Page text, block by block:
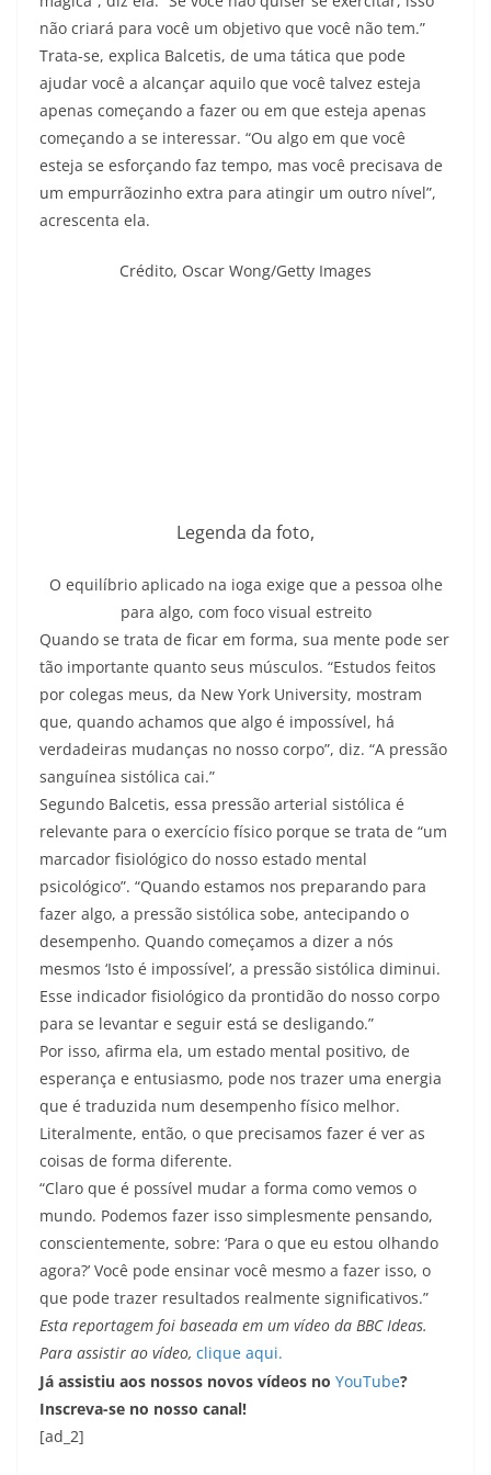
não criará para você um objetivo que você não tem.”
Trata-se, explica Balcetis, de uma tática que pode
ajudar você a alcançar aquilo que você talvez esteja
apenas começando a fazer ou em que esteja apenas
começando a se interessar. “Ou algo em que você
esteja se esforçando faz tempo, mas você precisava de
um empurrãozinho extra para atingir um outro nível”,
acrescenta ela.
Crédito, Oscar Wong/Getty Images
Legenda da foto,
O equilíbrio aplicado na ioga exige que a pessoa olhe
para algo, com foco visual estreito
Quando se trata de ficar em forma, sua mente pode ser
tão importante quanto seus músculos. “Estudos feitos
por colegas meus, da New York University, mostram
que, quando achamos que algo é impossível, há
verdadeiras mudanças no nosso corpo”, diz. “A pressão
sanguínea sistólica cai.”
Segundo Balcetis, essa pressão arterial sistólica é
relevante para o exercício físico porque se trata de “um
marcador fisiológico do nosso estado mental
psicológico”. “Quando estamos nos preparando para
fazer algo, a pressão sistólica sobe, antecipando o
desempenho. Quando começamos a dizer a nós
mesmos ‘Isto é impossível’, a pressão sistólica diminui.
Esse indicador fisiológico da prontidão do nosso corpo
para se levantar e seguir está se desligando.”
Por isso, afirma ela, um estado mental positivo, de
esperança e entusiasmo, pode nos trazer uma energia
que é traduzida num desempenho físico melhor.
Literalmente, então, o que precisamos fazer é ver as
coisas de forma diferente.
“Claro que é possível mudar a forma como vemos o
mundo. Podemos fazer isso simplesmente pensando,
conscientemente, sobre: ‘Para o que eu estou olhando
agora?’ Você pode ensinar você mesmo a fazer isso, o
que pode trazer resultados realmente significativos.”
Esta reportagem foi baseada em um vídeo da BBC Ideas.
Para assistir ao vídeo, clique aqui.
Já assistiu aos nossos novos vídeos no YouTube?
Inscreva-se no nosso canal!
[ad_2]